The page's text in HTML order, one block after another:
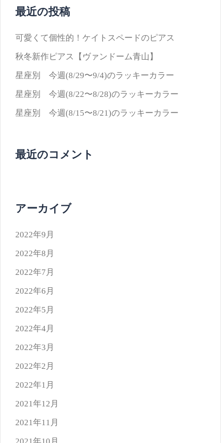
最近の投稿
可愛くて個性的！ケイトスペードのピアス
秋冬新作ピアス【ヴァンドーム青山】
星座別 今週(8/29〜9/4)のラッキーカラー
星座別 今週(8/22〜8/28)のラッキーカラー
星座別 今週(8/15〜8/21)のラッキーカラー
最近のコメント
アーカイブ
2022年9月
2022年8月
2022年7月
2022年6月
2022年5月
2022年4月
2022年3月
2022年2月
2022年1月
2021年12月
2021年11月